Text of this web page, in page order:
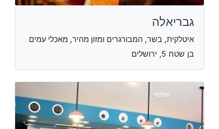
גבריאלה
איטלקית, בשר, המבורגרים ומזון מהיר, מאכלי עמים
בן שטח 5, ירושלים